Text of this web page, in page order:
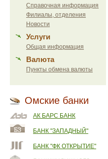
Справочная информация
Филиалы, отделения
Новости
Услуги
Общая информация
Валюта
Пункты обмена валюты
Омские банки
АК БАРС БАНК
БАНК "ЗАПАДНЫЙ"
БАНК "ФК ОТКРЫТИЕ"